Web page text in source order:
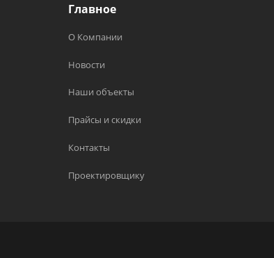
Главное
О Компании
Новости
Наши объекты
Прайсы и скидки
Контакты
Проектировщику